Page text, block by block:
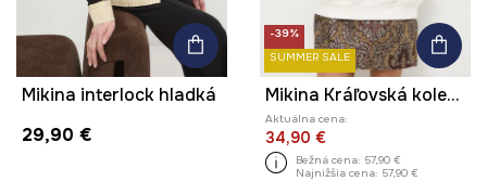
Mikina interlock hladká
29,90 €
-39%
SUMMER SALE
Mikina Kráľovská kolekcia
Aktuálna cena:
34,90 €
Bežná cena: 57,90 €
Najnižšia cena: 57,90 €